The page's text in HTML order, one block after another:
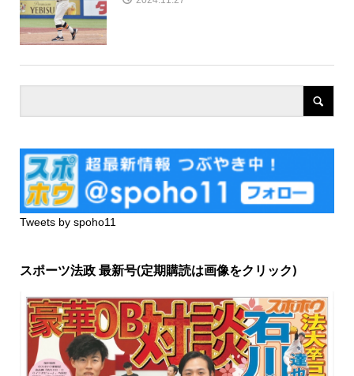
Tweets by spoho11
スポーツ法政 最新号(定期購読は画像をクリック)